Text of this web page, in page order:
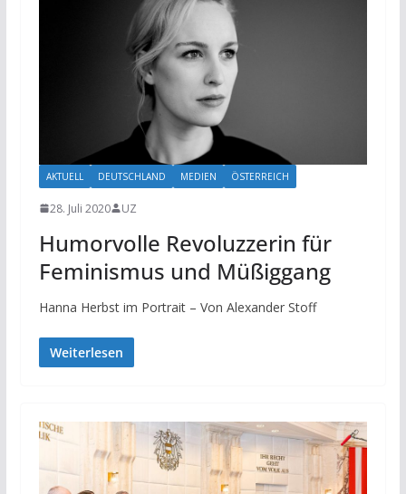
AKTUELL DEUTSCHLAND MEDIEN ÖSTERREICH
28. Juli 2020 UZ
Humorvolle Revoluzzerin für
Feminismus und Müßiggang
Hanna Herbst im Portrait – Von Alexander Stoff
Weiterlesen